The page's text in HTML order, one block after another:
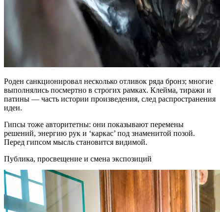
Роден санкционировал несколько отливок ряда бронз; многие
выполнялись посмертно в строгих рамках. Клейма, тиражи и
патины — часть истории произведения, след распространения
идеи.
Гипсы тоже авторитетны: они показывают перемены
решений, энергию рук и ‘каркас’ под знаменитой позой.
Перед гипсом мысль становится видимой.
Публика, просвещение и смена экспозиций